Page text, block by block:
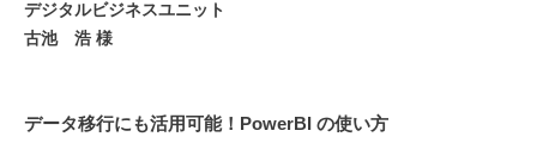
デジタルビジネスユニット
古池 浩 様
データ移行にも活用可能！PowerBI の使い方